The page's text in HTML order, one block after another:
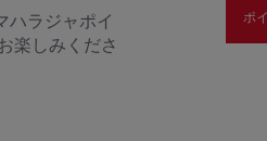
ハラジャポイ
楽しみくださ